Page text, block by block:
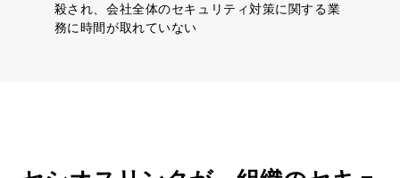
殺され、会社全体のセキュリティ対策に関する業
務に時間が取れていない